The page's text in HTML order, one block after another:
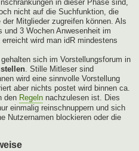
in dieser Phase sind,
nicht auf die Suchfunktion, die
Mitglieder zugreifen können. Als
und 3 Wochen Anwesenheit im
wird man idR mindestens
gehalten sich im Vorstellungsforum in
. Stille Mitleser sind
wird eine sinnvolle Vorstellung
aber nichts postet wird binnen ca.
den Regeln nachzulesen ist. Dies
einmalig reinschnuppern und sich
Nutzernamen blockieren oder die